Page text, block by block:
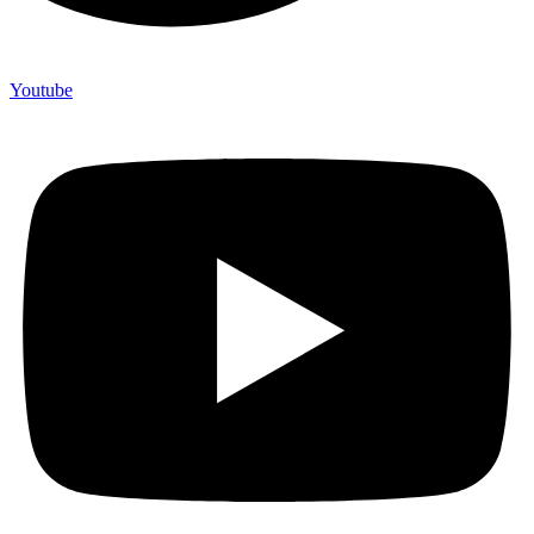
Youtube